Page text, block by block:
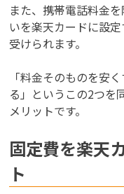
また、携帯電話料金
いを楽天カードに設
受けられます。
「料金そのものを安
る」というこの2つを
メリットです。
固定費を楽天
ト